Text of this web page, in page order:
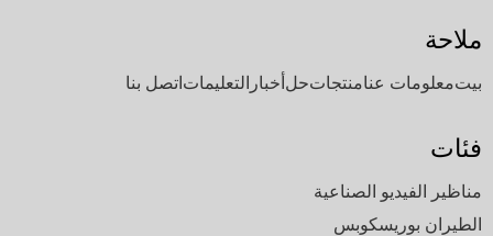
ملاحة
بيتمعلومات عنامنتجاتحلأخبار التعليماتاتصل بنا
فئات
مناظير الفيديو الصناعية
الطيران بوريسكوبس